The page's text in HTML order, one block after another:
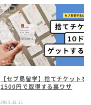
【セブ島留学】捨てチケットを
1500円で取得する裏ワザ
2023.11.21